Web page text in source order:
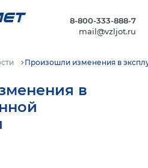
8-800-333-888-7
mail@vzljot.ru
Произошли изменения в
в